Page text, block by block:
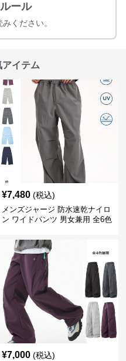
ール
ください。
イテム
¥7,480 (税込)
メンズジャージ 防水速乾ナイロ
ン ワイドパンツ 男女兼用 全6色
¥7,000 (税込)